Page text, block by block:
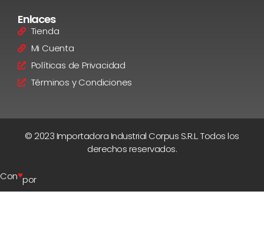
Enlaces
Tienda
Mi Cuenta
Políticas de Privacidad
Términos y Condiciones
© 2023 Importadora Industrial Corpus S.R.L. Todos los
derechos reservados.
Con♥por